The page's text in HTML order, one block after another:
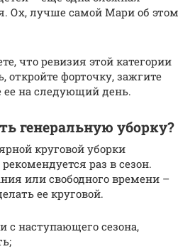
Ох, лучше самой Мари об этом
что ревизия этой категории
откройте форточку, зажгите
ее на следующий день.
генеральную уборку?
круговой уборки
раз в сезон.
или свободного времени –
ее круговой.
с наступающего сезона,